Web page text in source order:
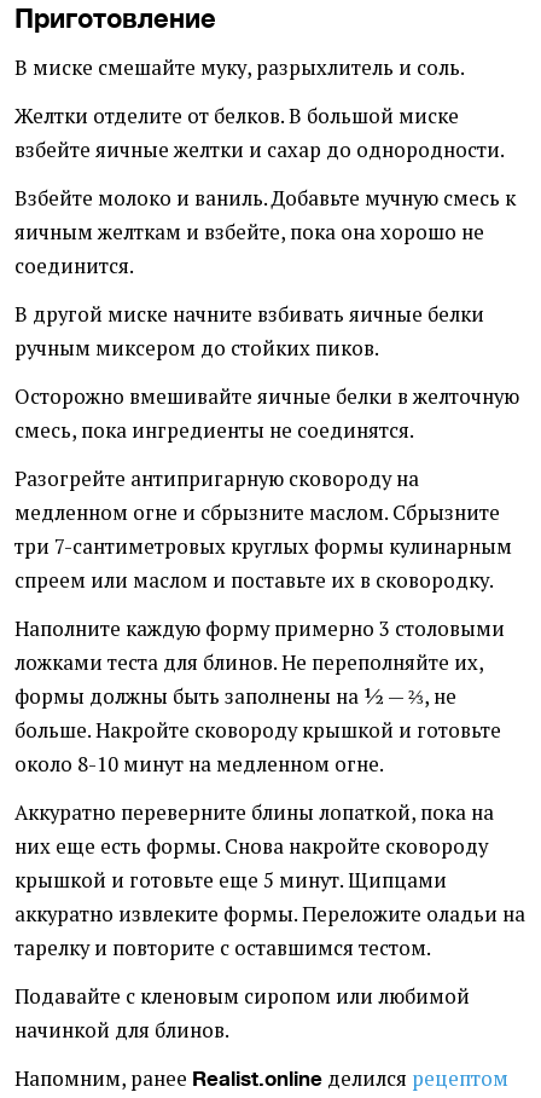
Приготовление
В миске смешайте муку, разрыхлитель и соль.
Желтки отделите от белков. В большой миске
взбейте яичные желтки и сахар до однородности.
Взбейте молоко и ваниль. Добавьте мучную смесь к
яичным желткам и взбейте, пока она хорошо не
соединится.
В другой миске начните взбивать яичные белки
ручным миксером до стойких пиков.
Осторожно вмешивайте яичные белки в желточную
смесь, пока ингредиенты не соединятся.
Разогрейте антипригарную сковороду на
медленном огне и сбрызните маслом. Сбрызните
три 7-сантиметровых круглых формы кулинарным
спреем или маслом и поставьте их в сковородку.
Наполните каждую форму примерно 3 столовыми
ложками теста для блинов. Не переполняйте их,
формы должны быть заполнены на ½ — ⅔, не
больше. Накройте сковороду крышкой и готовьте
около 8-10 минут на медленном огне.
Аккуратно переверните блины лопаткой, пока на
них еще есть формы. Снова накройте сковороду
крышкой и готовьте еще 5 минут. Щипцами
аккуратно извлеките формы. Переложите оладьи на
тарелку и повторите с оставшимся тестом.
Подавайте с кленовым сиропом или любимой
начинкой для блинов.
Напомним, ранее Realist.online делился рецептом